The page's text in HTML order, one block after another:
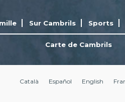
Sur Cambrils Sports
Carte de Cambrils
Català Español English